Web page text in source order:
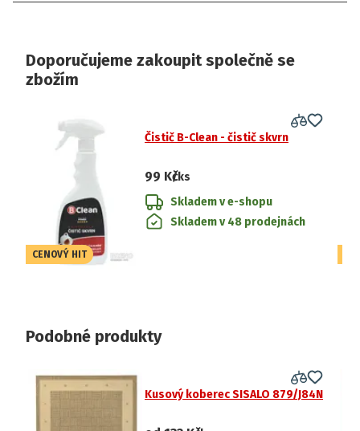
Doporučujeme zakoupit společně se
zbožím
CENOVÝ HIT
Čistič B-Clean - čistič skvrn
99 Kč/ks
Skladem v e-shopu
Skladem v 48 prodejnách
Podobné produkty
Kusový koberec SISALO 879/J84N